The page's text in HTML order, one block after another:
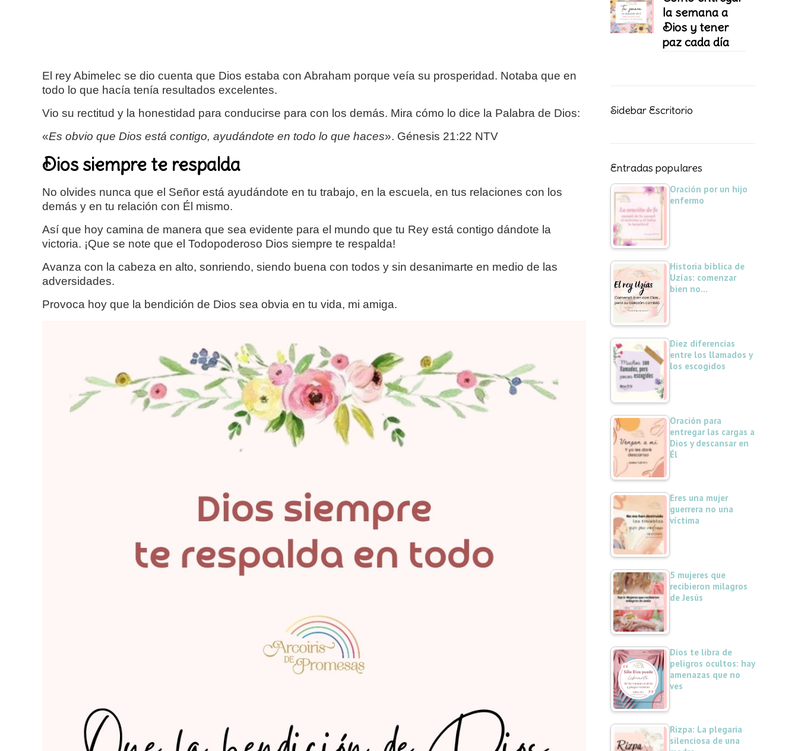
El rey Abimelec se dio cuenta que Dios estaba con Abraham porque veía su prosperidad. Notaba que en
todo lo que hacía tenía resultados excelentes.
Vio su rectitud y la honestidad para conducirse para con los demás. Mira cómo lo dice la Palabra de Dios:
«Es obvio que Dios está contigo, ayudándote en todo lo que haces». Génesis 21:22 NTV
Dios siempre te respalda
No olvides nunca que el Señor está ayudándote en tu trabajo, en la escuela, en tus relaciones con los
demás y en tu relación con Él mismo.
Así que hoy camina de manera que sea evidente para el mundo que tu Rey está contigo dándote la
victoria. ¡Que se note que el Todopoderoso Dios siempre te respalda!
Avanza con la cabeza en alto, sonriendo, siendo buena con todos y sin desanimarte en medio de las
adversidades.
Provoca hoy que la bendición de Dios sea obvia en tu vida, mi amiga.
la semana a
Dios y tener
paz cada día
Sidebar Escritorio
Entradas populares
Oración por un hijo
enfermo
Historia bíblica de
Uzías: comenzar
bien no…
Diez diferencias
entre los llamados y
los escogidos
Oración para
entregar las cargas a
Dios y descansar en
Él
Eres una mujer
guerrera no una
víctima
5 mujeres que
recibieron milagros
de Jesús
Dios te libra de
peligros ocultos: hay
amenazas que no
ves
Rizpa: La plegaria
silenciosa de una